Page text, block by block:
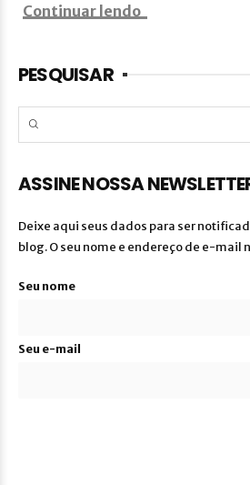
Continuar lendo
PESQUISAR
ASSINE NOSSA
Deixe aqui seus dados para ser
blog. O seu nome e endereço de e-mail
Seu nome
Seu e-mail